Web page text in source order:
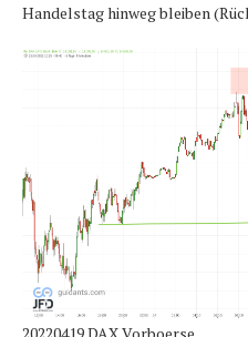
Handelstag hinweg bleiben